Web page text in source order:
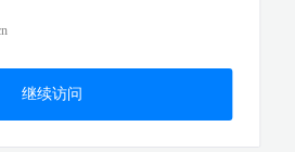
继续访问